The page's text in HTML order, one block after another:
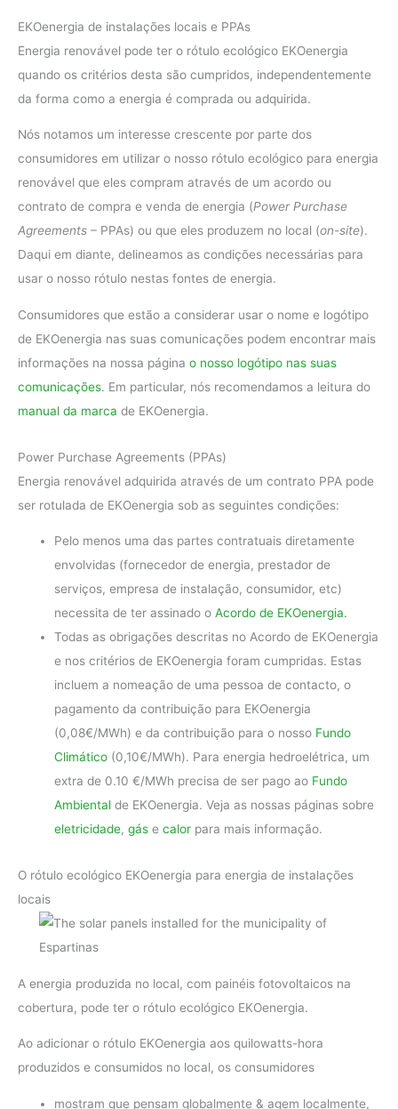
EKOenergia de instalações locais e PPAs
Energia renovável pode ter o rótulo ecológico EKOenergia
quando os critérios desta são cumpridos, independentemente
da forma como a energia é comprada ou adquirida.
Nós notamos um interesse crescente por parte dos
consumidores em utilizar o nosso rótulo ecológico para energia
renovável que eles compram através de um acordo ou
contrato de compra e venda de energia (Power Purchase
Agreements – PPAs) ou que eles produzem no local (on-site).
Daqui em diante, delineamos as condições necessárias para
usar o nosso rótulo nestas fontes de energia.
Consumidores que estão a considerar usar o nome e logótipo
de EKOenergia nas suas comunicações podem encontrar mais
informações na nossa página o nosso logótipo nas suas
comunicações. Em particular, nós recomendamos a leitura do
manual da marca de EKOenergia.
Power Purchase Agreements (PPAs)
Energia renovável adquirida através de um contrato PPA pode
ser rotulada de EKOenergia sob as seguintes condições:
Pelo menos uma das partes contratuais diretamente
envolvidas (fornecedor de energia, prestador de
serviços, empresa de instalação, consumidor, etc)
necessita de ter assinado oAcordo de EKOenergia.
Todas as obrigações descritas no Acordo de EKOenergia
e nos critérios de EKOenergia foram cumpridas. Estas
incluem a nomeação de uma pessoa de contacto, o
pagamento da contribuição para EKOenergia
(0,08€/MWh) e da contribuição para o nosso Fundo
Climático (0,10€/MWh). Para energia hedroelétrica, um
extra de 0.10 €/MWh precisa de ser pago ao Fundo
Ambiental de EKOenergia. Veja as nossas páginas sobre
eletricidade,gás ecalor para mais informação.
O rótulo ecológico EKOenergia para energia de instalações
locais
A energia produzida no local, com painéis fotovoltaicos na
cobertura, pode ter o rótulo ecológico EKOenergia.
Ao adicionar o rótulo EKOenergia aos quilowatts-hora
produzidos e consumidos no local, os consumidores
mostram que pensam globalmente & agem localmente,